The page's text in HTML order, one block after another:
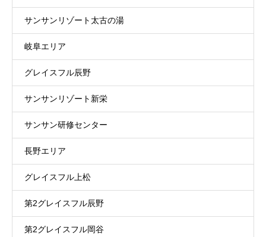
サンサンリゾート太古の湯
岐阜エリア
グレイスフル辰野
サンサンリゾート新栄
サンサン研修センター
長野エリア
グレイスフル上松
第2グレイスフル辰野
第2グレイスフル岡谷